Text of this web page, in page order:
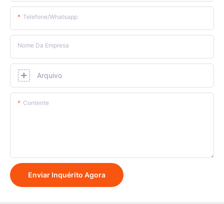
Telefone/whatsapp
Nome Da Empresa
Arquivo
Contente
Enviar Inquérito Agora